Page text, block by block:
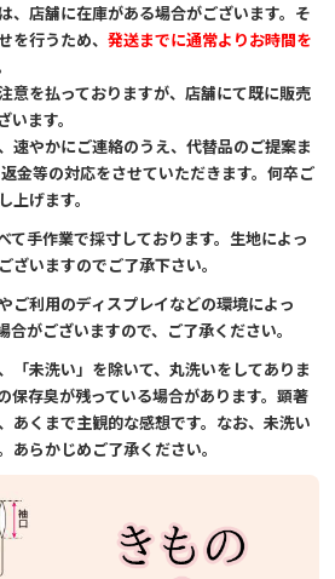
、店舗に在庫がある場合がございます。そ
を行うため、発送までに通常よりお時間を
意を払っておりますが、店舗にて既に販売
ます。
速やかにご連絡のうえ、代替品のご提案ま
金等の対応をさせていただきます。何卒ご
げます。
手作業で採寸しております。生地によっ
いますのでご了承下さい。
ご利用のディスプレイなどの環境によっ
がございますので、ご了承ください。
「未洗い」を除いて、丸洗いをしてありま
保存臭が残っている場合があります。顕著
あくまで主観的な感想です。なお、未洗い
らかじめご了承ください。